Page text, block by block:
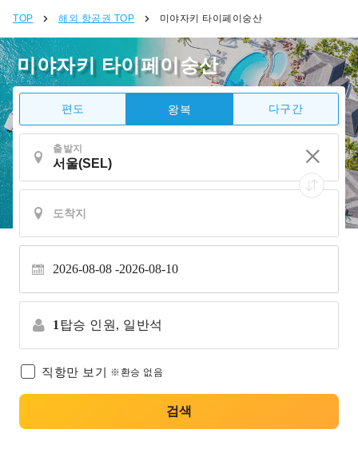
TOP 해외 항공권 TOP 미야자키 타이페이숭산
미야자키 타이페이숭산
편도 왕복 다구간
출발지
2026-08-08 2026-08-10
1 탑승 인원, 일반석
직항만 보기 ※환승 없음
검색